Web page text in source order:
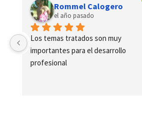
Rommel Calogero
el año pasado
Los temas tratados son muy
importantes para el desarrollo
profesional